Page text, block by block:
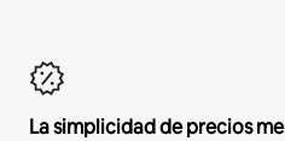
La simplicidad de precios